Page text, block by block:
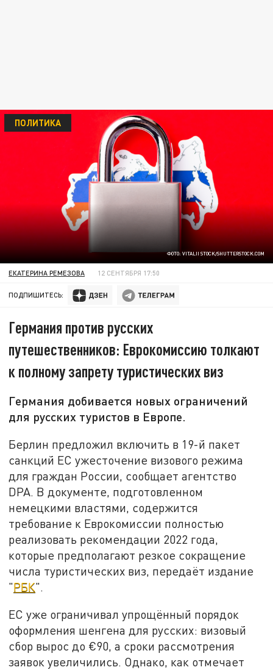
ФОТО: VITALII STOCK/SHUTTERSTOCK.COM
ПОЛИТИКА
ЕКАТЕРИНА РЕМЕЗОВА 12 СЕНТЯБРЯ 17:50
ПОДПИШИТЕСЬ:
Германия против русских
путешественников: Еврокомиссию толкают
к полному запрету туристических виз
Германия добивается новых ограничений
для русских туристов в Европе.
Берлин предложил включить в 19-й пакет
санкций ЕС ужесточение визового режима
для граждан России, сообщает агентство
DPA. В документе, подготовленном
немецкими властями, содержится
требование к Еврокомиссии полностью
реализовать рекомендации 2022 года,
которые предполагают резкое сокращение
числа туристических виз, передаёт издание
"РБК".
ЕС уже ограничивал упрощённый порядок
оформления шенгена для русских: визовый
сбор вырос до €90, а сроки рассмотрения
заявок увеличились. Однако, как отмечает